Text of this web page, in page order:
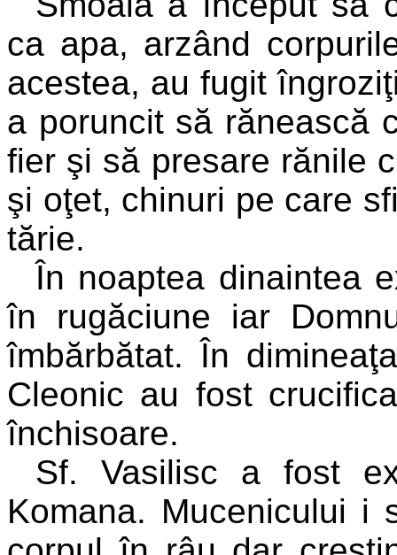
ca apa, arzând
acestea, au fugit
a poruncit să rănească
fier şi să presare rănile
şi oţet, chinuri pe care
tărie.
În noaptea dinaintea
în rugăciune iar
îmbărbătat. În
Cleonic au fost
închisoare.
Sf. Vasilisc a fost
Komana. Mucenicului i